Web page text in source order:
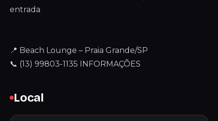
entrada
📍 Beach Lounge – Praia Grande/SP
📞 (13) 99803-1135 INFORMAÇÕES ‎
Local